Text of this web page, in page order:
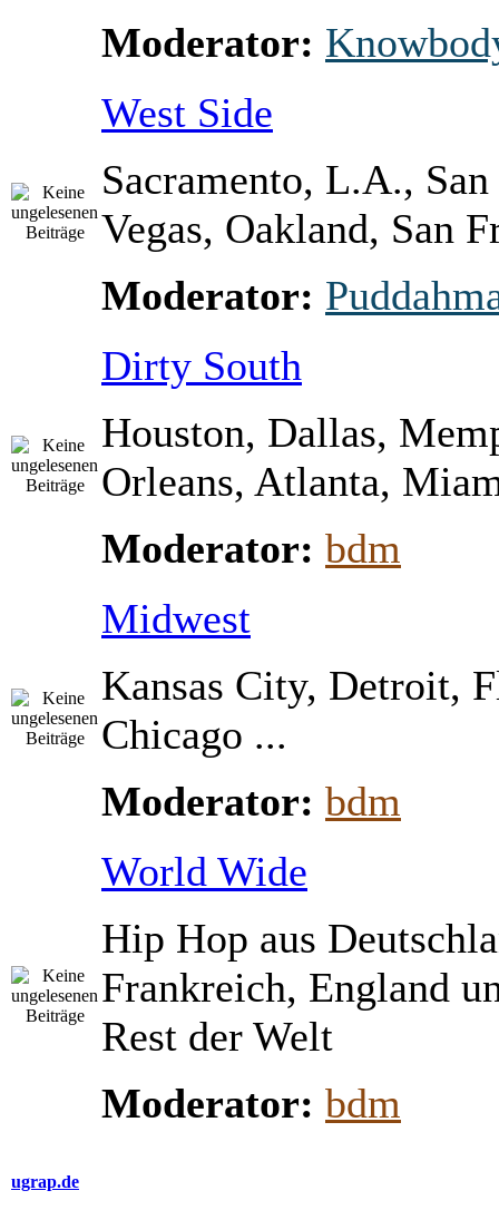
Moderator:
West Side
Sacramento, L.A.,
Vegas, Oakland, San
Moderator:
Dirty South
Houston, Dallas,
Orleans, Atlanta,
Moderator: bdm
Midwest
Kansas City, Detroit,
Chicago ...
Moderator: bdm
World Wide
Hip Hop aus
Frankreich, England
Rest der Welt
Moderator: bdm
ugrap.de